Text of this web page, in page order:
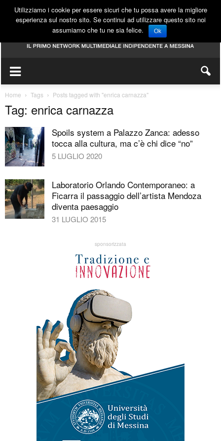
Home Tags Posts tagged with "enrica carnazza"
Tag: enrica carnazza
Spoils system a Palazzo Zanca: adesso
tocca alla cultura, ma c’è chi dice “no”
5 LUGLIO 2020
Laboratorio Orlando Contemporaneo: a
Ficarra il passaggio dell’artista Mendoza
diventa paesaggio
31 LUGLIO 2015
sponsorizzata
Utilizziamo i cookie per essere sicuri che tu possa avere la migliore
esperienza sul nostro sito. Se continui ad utilizzare questo sito noi
assumiamo che tu ne sia felice.
Ok